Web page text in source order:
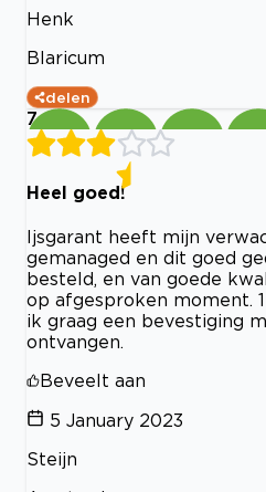
Henk
Blaricum
delen
7
Heel goed!
Ijsgarant heeft mijn
gemanaged en dit goed
besteld, en van goede
op afgesproken moment.
ik graag een bevestiging
ontvangen.
Beveelt aan
5 January 2023
Steijn